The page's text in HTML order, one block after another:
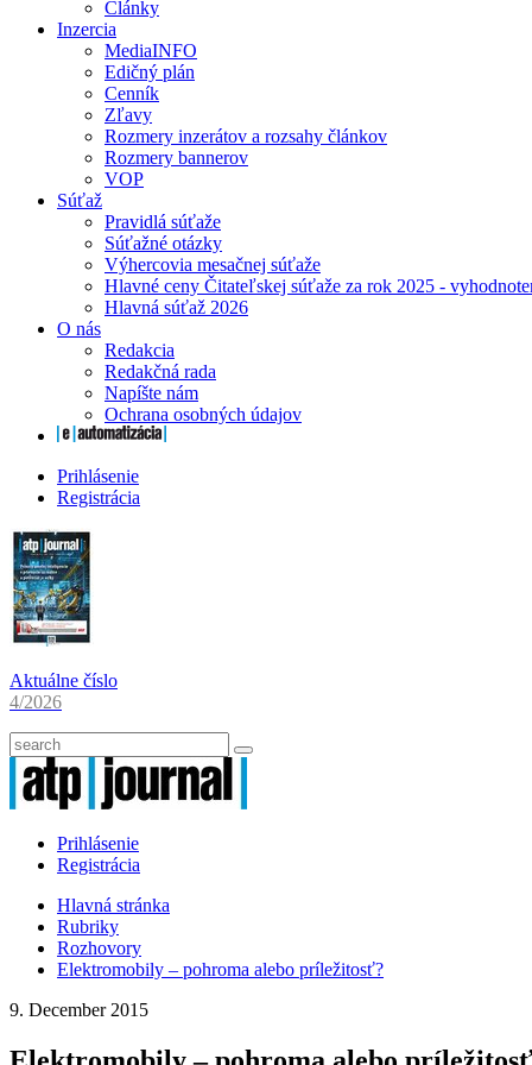
Články
Inzercia
MediaINFO
Edičný plán
Cenník
Zľavy
Rozmery inzerátov a rozsahy článkov
Rozmery bannerov
VOP
Súťaž
Pravidlá súťaže
Súťažné otázky
Výhercovia mesačnej súťaže
Hlavné ceny Čitateľskej súťaže za rok 2025 -
Hlavná súťaž 2026
O nás
Redakcia
Redakčná rada
Napíšte nám
Ochrana osobných údajov
Prihlásenie
Registrácia
Aktuálne číslo
4/2026
Prihlásenie
Registrácia
Hlavná stránka
Rubriky
Rozhovory
Elektromobily – pohroma alebo príležitosť?
9. December 2015